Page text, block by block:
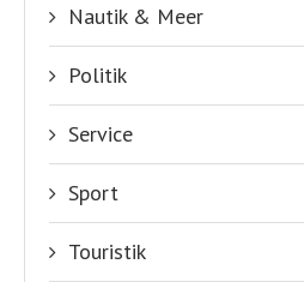
Nautik & Meer
Politik
Service
Sport
Touristik